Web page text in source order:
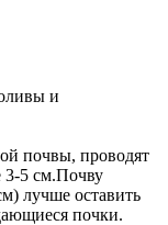
и
почвы, проводят
3-5 см.Почву
лучше оставить
почки.